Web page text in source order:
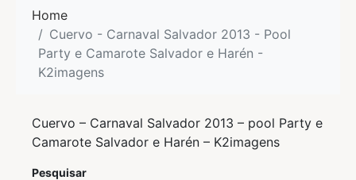
Home
Cuervo - Carnaval Salvador 2013 - Pool
Party e Camarote Salvador e Harén -
K2imagens
Cuervo – Carnaval Salvador 2013 – pool Party e
Camarote Salvador e Harén – K2imagens
Pesquisar